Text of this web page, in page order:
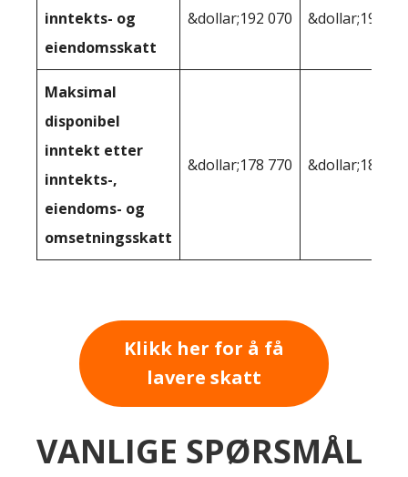
inntekts- og
eiendomsskatt
&dollar;192 070
Maksimal
disponibel
inntekt etter
inntekts-,
eiendoms- og
omsetningsskatt
&dollar;178 770 &dollar;181
Klikk her for å få
lavere skatt
VANLIGE SPØRSMÅL